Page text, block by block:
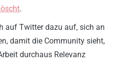
.
auf Twitter dazu auf, sich an
damit die Community sieht,
durchaus Relevanz